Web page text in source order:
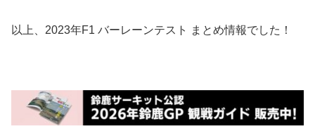
以上、2023年F1 バーレーンテスト まとめ情報でした！